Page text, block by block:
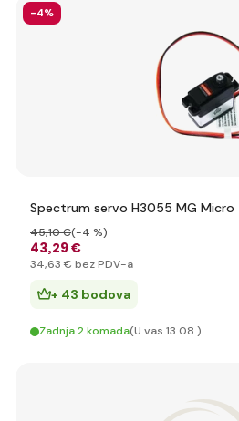
-4%
Spectrum servo H3055 MG Micro
43,29 €
45,10 €(-4 %)
34,63 € bez PDV-a
+ 43 bodova
Zadnja 2 komada(U vas 13.08.)